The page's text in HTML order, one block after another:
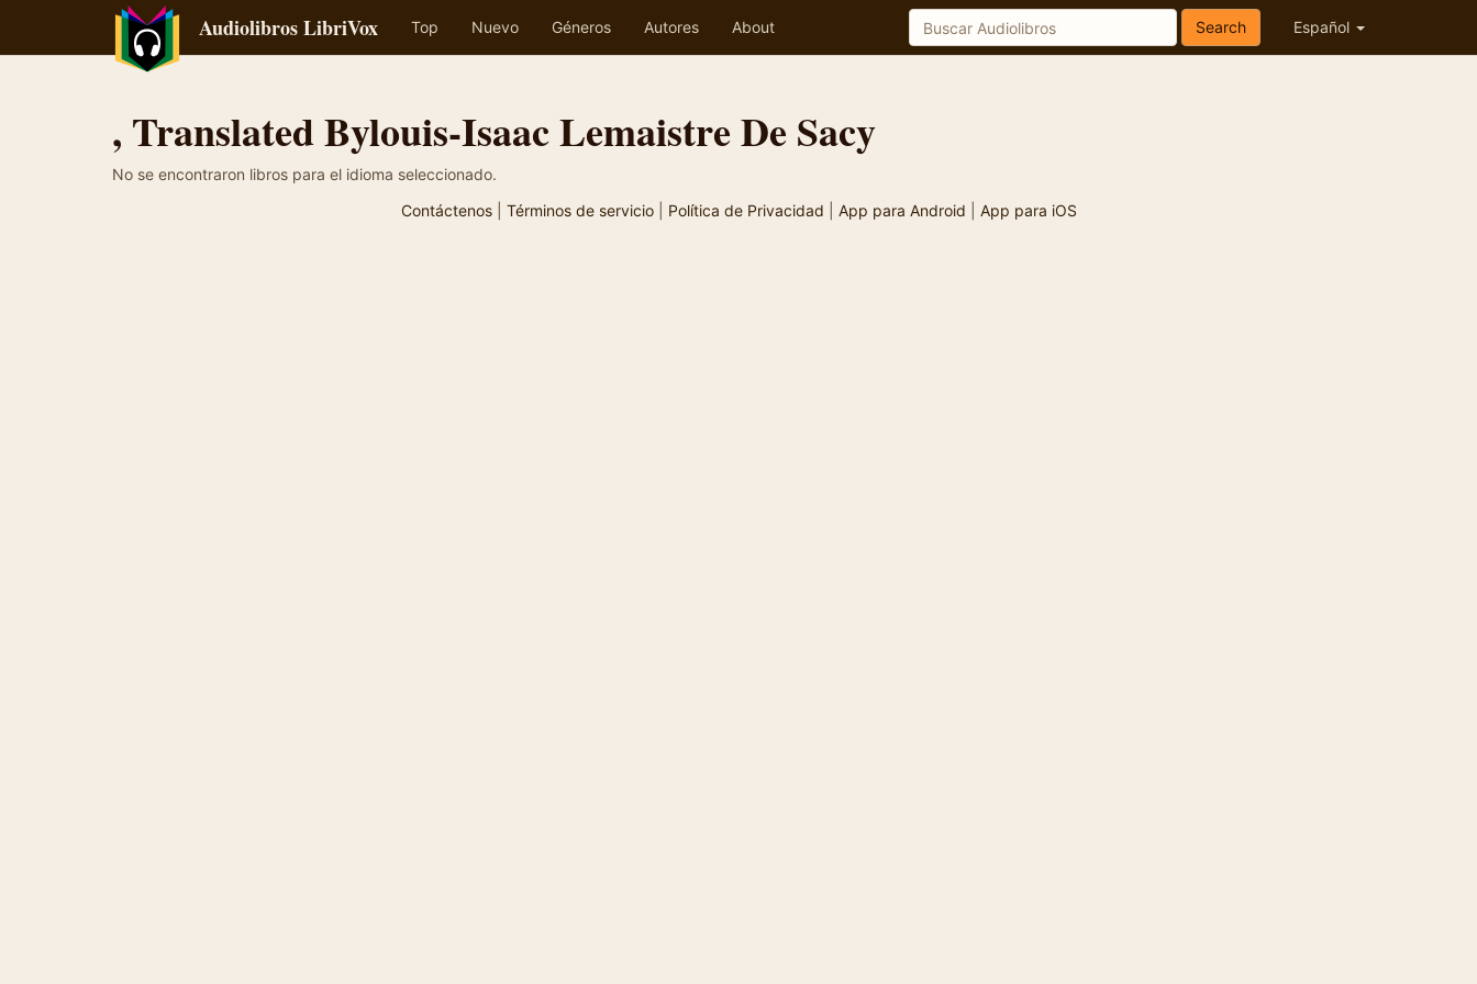
Audiolibros LibriVox Top Nuevo Géneros Autores About Español
Search
, Translated Bylouis-Isaac Lemaistre De Sacy
No se encontraron libros para el idioma seleccionado.
Contáctenos| Términos de servicio| Política de Privacidad App para Android App para iOS